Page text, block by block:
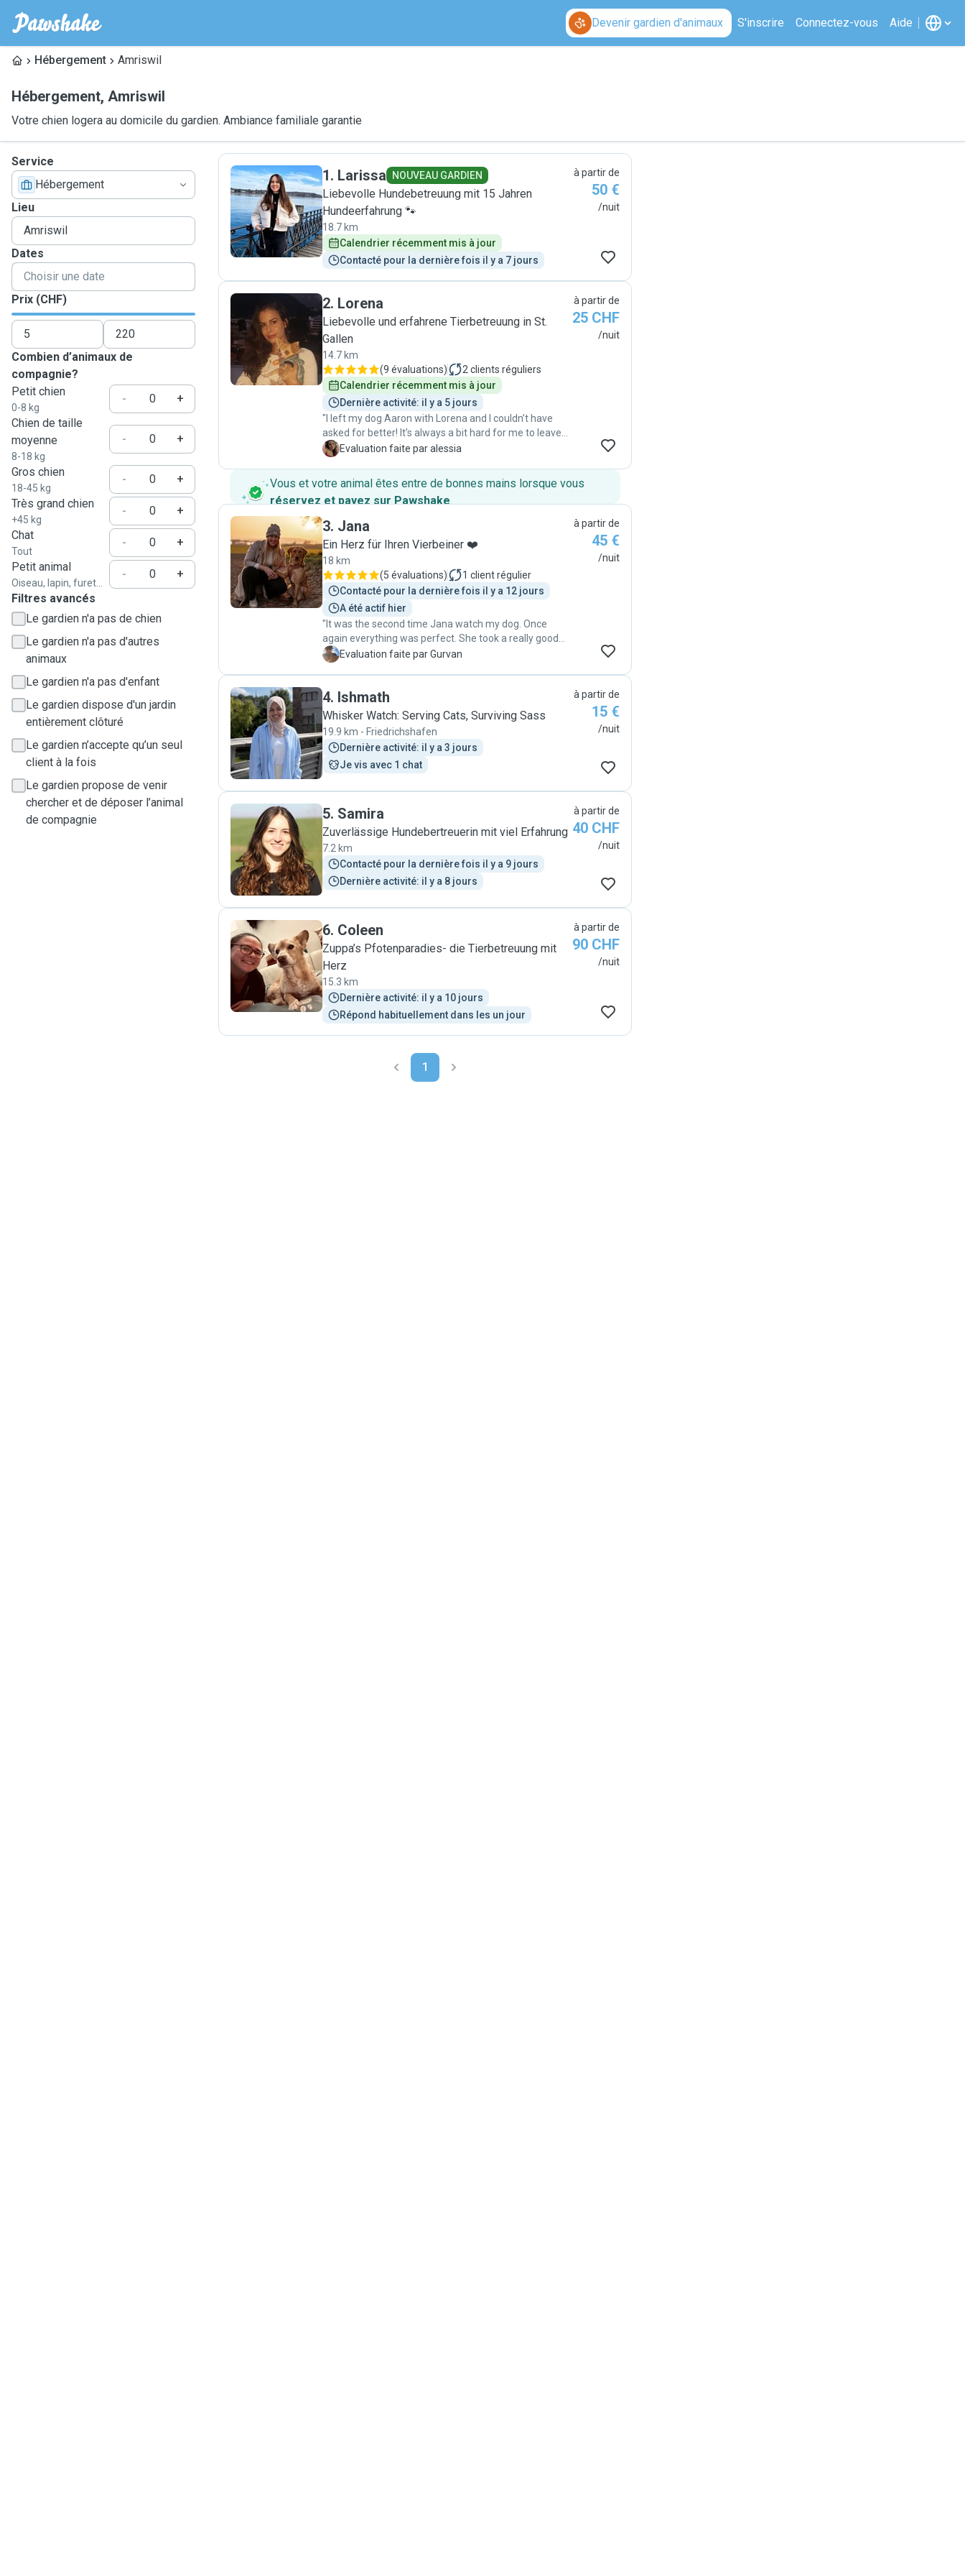
Devenir gardien d'animaux S'inscrire Connectez-vous Aide
Hébergement Amriswil
Hébergement, Amriswil
Votre chien logera au domicile du gardien. Ambiance familiale garantie
Service
Hébergement
Lieu
Dates
Prix (CHF)
Combien d’animaux de
compagnie?
Petit chien
0-8 kg
-
+
Chien de taille
moyenne
8-18 kg
- +
Gros chien
18-45 kg
-
+
Très grand chien
+45 kg
-
+
Chat
Tout
-
+
Petit animal
Oiseau, lapin, furet...
-
+
Filtres avancés
Le gardien n'a pas de chien
Le gardien n'a pas d'autres
animaux
Le gardien n'a pas d'enfant
Le gardien dispose d'un jardin
entièrement clôturé
Le gardien n’accepte qu’un seul
client à la fois
Le gardien propose de venir
chercher et de déposer l’animal
de compagnie
L
1. Larissa NOUVEAU GARDIEN
Liebevolle Hundebetreuung mit 15 Jahren
Hundeerfahrung 🐾
18.7 km
Calendrier récemment mis à jour
Contacté pour la dernière fois il y a 7 jours
à partir de
50 €
/nuit
L
2. Lorena
Liebevolle und erfahrene Tierbetreuung in St.
Gallen
14.7 km
(9 évaluations) 2 clients réguliers
Calendrier récemment mis à jour
Dernière activité: il y a 5 jours
"I left my dog Aaron with Lorena and I couldn’t have
asked for better! It’s always a bit hard for me to leave
him with someone else, because Aaron is very
meeting, she showed such gentleness and calm that
he immediately felt safe. She kept me updated with
messages and photos, and it was clear that Aaron felt
comfortable, loved, and relaxed. Lorena is a kind-
hearted, reliable, attentive, and truly professional
person. I’m deeply grateful for the care and love she
gave to Aaron. I wholeheartedly recommend her to
anyone looking for a truly special dog sitter. "
A Evaluation faite par alessia
à partir de
25 CHF
/nuit
Vous et votre animal êtes entre de bonnes mains lorsque vous
réservez et payez sur Pawshake.
J
3. Jana
Ein Herz für Ihren Vierbeiner ❤️
18 km
(5 évaluations) 1 client régulier
Contacté pour la dernière fois il y a 12 jours
A été actif hier
"It was the second time Jana watch my dog. Once
again everything was perfect. She took a really good
care of him and had news every day "
G Evaluation faite par Gurvan
à partir de
45 €
/nuit
I
4. Ishmath
Whisker Watch: Serving Cats, Surviving Sass
19.9 km - Friedrichshafen
Dernière activité: il y a 3 jours
Je vis avec 1 chat
à partir de
15 €
/nuit
S
5. Samira
Zuverlässige Hundebertreuerin mit viel Erfahrung
7.2 km
Contacté pour la dernière fois il y a 9 jours
Dernière activité: il y a 8 jours
à partir de
40 CHF
/nuit
C
6. Coleen
Zuppa’s Pfotenparadies- die Tierbetreuung mit
Herz
15.3 km
Dernière activité: il y a 10 jours
Répond habituellement dans les un jour
à partir de
90 CHF
/nuit
1